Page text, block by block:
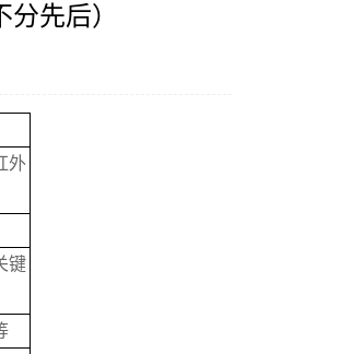
先后）
外
键